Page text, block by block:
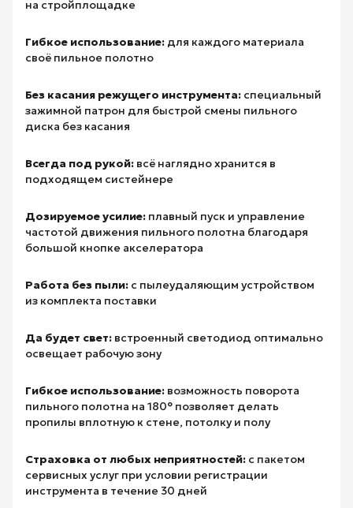
на стройплощадке
Гибкое использование: для каждого материала
своё пильное полотно
Без касания режущего инструмента: специальный
зажимной патрон для быстрой смены пильного
диска без касания
Всегда под рукой: всё наглядно хранится в
подходящем систейнере
Дозируемое усилие: плавный пуск и управление
частотой движения пильного полотна благодаря
большой кнопке акселератора
Работа без пыли: с пылеудаляющим устройством
из комплекта поставки
Да будет свет: встроенный светодиод оптимально
освещает рабочую зону
Гибкое использование: возможность поворота
пильного полотна на 180° позволяет делать
пропилы вплотную к стене, потолку и полу
Страховка от любых неприятностей: с пакетом
сервисных услуг при условии регистрации
инструмента в течение 30 дней